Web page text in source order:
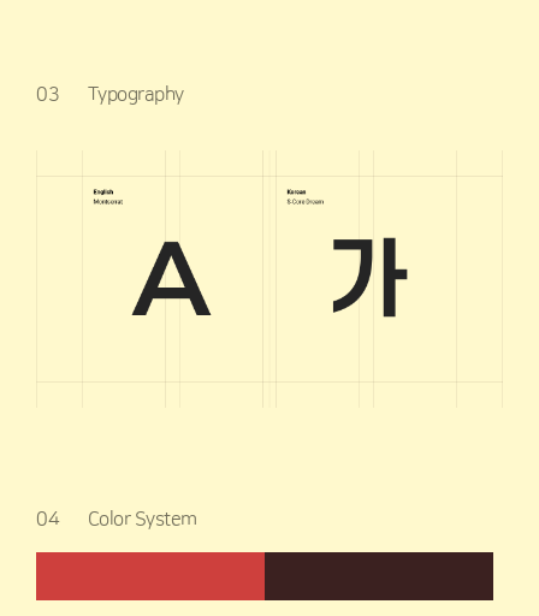
03 Typography
04 Color System